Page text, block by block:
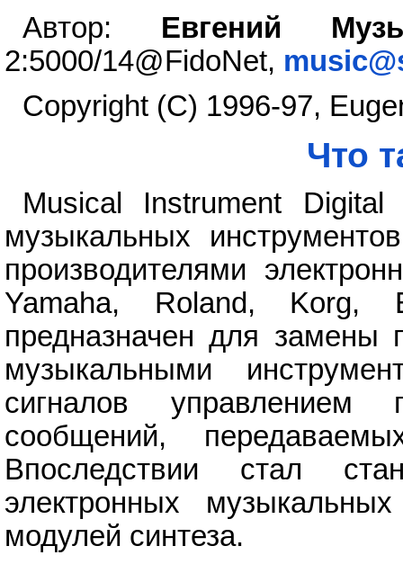
Автор: Евгений
2:5000/14@FidoNet,
Copyright (C) 1996-97,
Что
Musical Instrument
музыкальных
производителями
Yamaha, Roland,
предназначен для замены
музыкальными
сигналов
сообщений,
Впоследствии стал
электронных
модулей синтеза.